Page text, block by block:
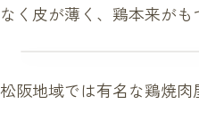
なく皮が薄く、鶏本来が
松阪地域では有名な鶏焼肉